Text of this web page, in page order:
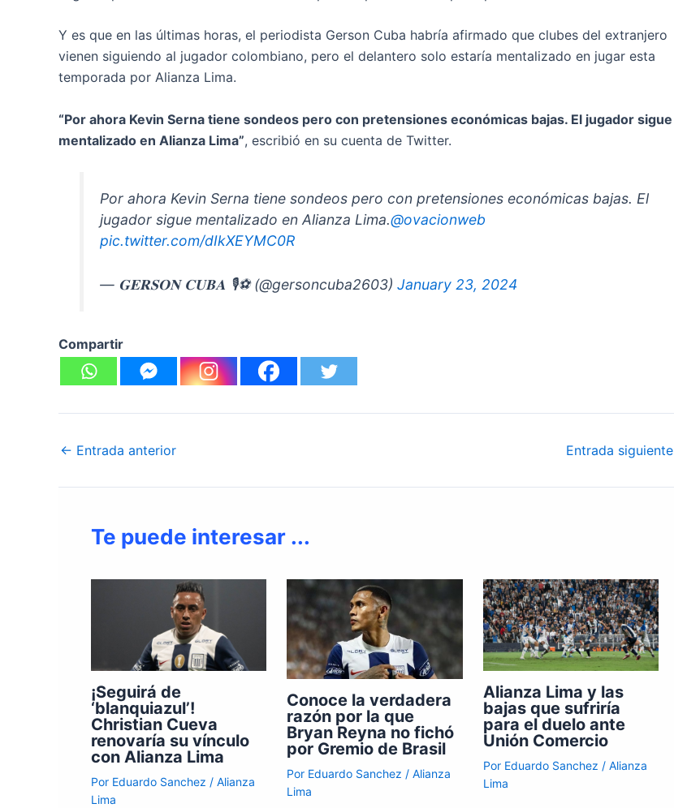
Y es que en las últimas horas, el periodista Gerson Cuba habría afirmado que clubes del extranjero
vienen siguiendo al jugador colombiano, pero el delantero solo estaría mentalizado en jugar esta
temporada por Alianza Lima.
“Por ahora Kevin Serna tiene sondeos pero con pretensiones económicas bajas. El jugador sigue
mentalizado en Alianza Lima”, escribió en su cuenta de Twitter.
Por ahora Kevin Serna tiene sondeos pero con pretensiones económicas bajas. El
jugador sigue mentalizado en Alianza Lima.@ovacionweb
pic.twitter.com/dIkXEYMC0R
— 𝐆𝐄𝐑𝐒𝐎𝐍 𝐂𝐔𝐁𝐀 🎙⚽️ (@gersoncuba2603)January 23, 2024
Compartir
← Entrada anterior Entrada siguiente
Te puede interesar ...
¡Seguirá de
‘blanquiazul’!
Christian Cueva
renovaría su vínculo
con Alianza Lima
Por Eduardo Sanchez / Alianza
Lima
Conoce la verdadera
razón por la que
Bryan Reyna no fichó
por Gremio de Brasil
Por Eduardo Sanchez /Alianza
Lima
Alianza Lima y las
bajas que sufriría
para el duelo ante
Unión Comercio
Por Eduardo Sanchez / Alianza
Lima